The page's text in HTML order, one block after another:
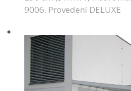
9006. Provedení DELUXE